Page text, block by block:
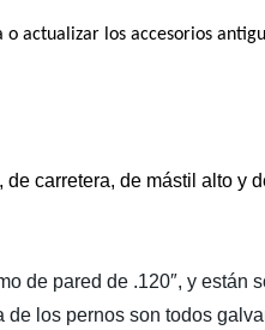
actualizar los accesorios
carretera, de mástil alto y
de pared de .120″, y están
los pernos son todos